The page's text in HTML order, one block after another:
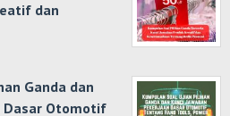
dan
Ganda dan
Dasar Otomotif